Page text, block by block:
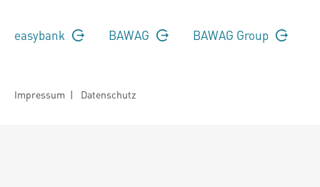
easybank BAWAG BAWAG Group
Impressum | Datenschutz